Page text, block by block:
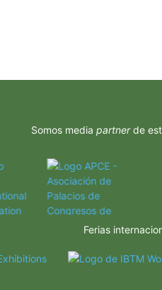
Somos media partnerde
Ferias